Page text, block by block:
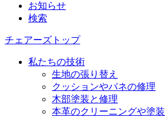
お知らせ
検索
チェアーズトップ
私たちの技術
生地の張り替え
クッションやバネの修理
木部塗装と修理
本革のクリーニングや塗装